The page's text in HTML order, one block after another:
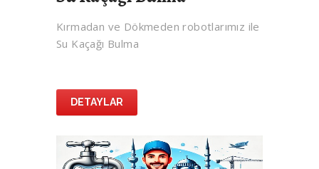
Kırmadan ve Dökmeden robotlarımız ile
Su Kaçağı Bulma
DETAYLAR